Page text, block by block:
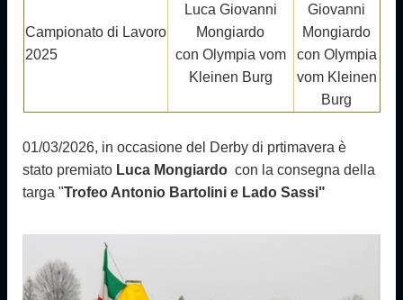
Campionato di Lavoro
2025
Luca Giovanni
Mongiardo
con Olympia vom
Kleinen Burg
Giovanni
Mongiardo
con Olympia
vom Kleinen
Burg
01/03/2026, in occasione del Derby di prtimavera è
stato premiato Luca Mongiardo con la consegna della
targa "Trofeo Antonio Bartolini e Lado Sassi"